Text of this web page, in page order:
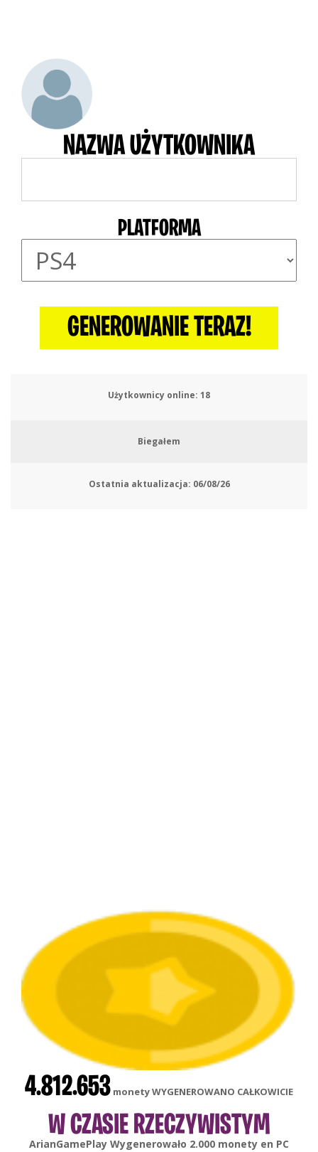
NAZWA UŻYTKOWNIKA
PLATFORMA
GENEROWANIE TERAZ!
Użytkownicy online: 20
Biegałem
Ostatnia aktualizacja: 06/08/26
4.812.653 monety WYGENEROWANO CAŁKOWICIE
W CZASIE RZECZYWISTYM
gonsabellaWygenerowało6.000monety enAndroid